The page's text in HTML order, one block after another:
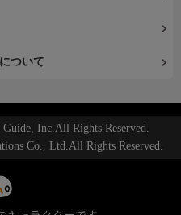
ついて
Inc.All Rights Reserved.
Co., Ltd.All Rights Reserved.